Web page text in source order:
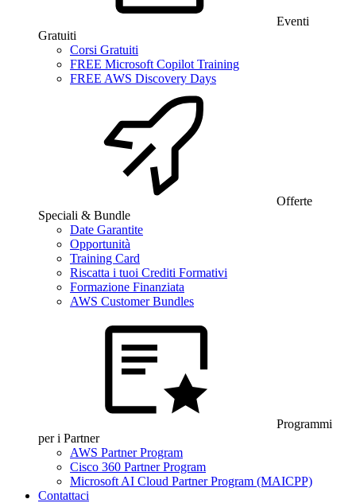
Eventi
Gratuiti
Corsi Gratuiti
FREE Microsoft Copilot Training
FREE AWS Discovery Days
Offerte
Speciali & Bundle
Date Garantite
Opportunità
Training Card
Riscatta i tuoi Crediti Formativi
Formazione Finanziata
AWS Customer Bundles
Programmi
per i Partner
AWS Partner Program
Cisco 360 Partner Program
Microsoft AI Cloud Partner Program (MAICPP)
Contattaci